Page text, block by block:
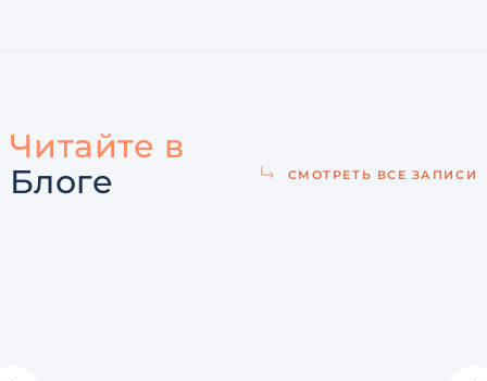
Читайте в
Блоге
СМОТРЕТЬ ВСЕ ЗАПИСИ